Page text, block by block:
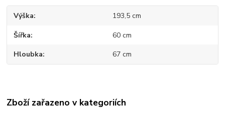
Výška 193,5 cm
Šířka 60 cm
Hloubka 67 cm
Zboží zařazeno v kategoriích